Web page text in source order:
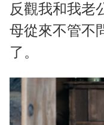
反觀我和我老
母從來不管不
了。